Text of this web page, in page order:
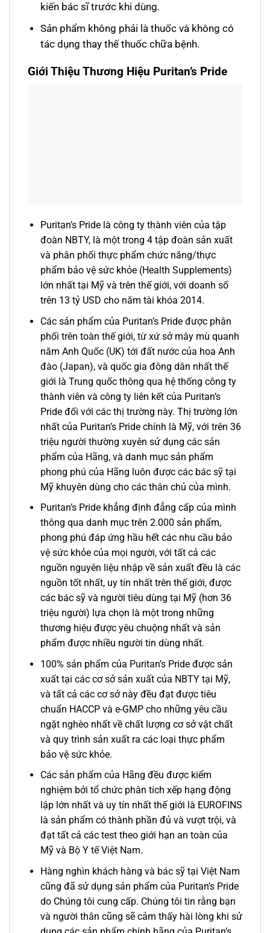
kiến bác sĩ trước khi dùng.
Sản phẩm không phải là thuốc và không có
tác dụng thay thế thuốc chữa bệnh.
Giới Thiệu Thương Hiệu Puritan’s Pride
Puritan’s Pride là công ty thành viên của tập
đoàn NBTY, là một trong 4 tập đoàn sản xuất
và phân phối thực phẩm chức năng/thực
phẩm bảo vệ sức khỏe (Health Supplements)
lớn nhất tại Mỹ và trên thế giới, với doanh số
trên 13 tỷ USD cho năm tài khóa 2014.
Các sản phẩm của Puritan’s Pride được phân
phối trên toàn thế giới, từ xứ sở mây mù quanh
năm Anh Quốc (UK) tới đất nước của hoa Anh
đào (Japan), và quốc gia đông dân nhất thế
giới là Trung quốc thông qua hệ thống công ty
thành viên và công ty liên kết của Puritan’s
Pride đối với các thị trường này. Thị trường lớn
nhất của Puritan’s Pride chính là Mỹ, với trên 36
triệu người thường xuyên sử dụng các sản
phẩm của Hãng, và danh mục sản phẩm
phong phú của Hãng luôn được các bác sỹ tại
Mỹ khuyên dùng cho các thân chủ của mình.
Puritan’s Pride khẳng định đẳng cấp của mình
thông qua danh mục trên 2.000 sản phẩm,
phong phú đáp ứng hầu hết các nhu cầu bảo
vệ sức khỏe của mọi người, với tất cả các
nguồn nguyên liệu nhập về sản xuất đều là các
nguồn tốt nhất, uy tín nhất trên thế giới, được
các bác sỹ và người tiêu dùng tại Mỹ (hơn 36
triệu người) lựa chọn là một trong những
thương hiệu được yêu chuộng nhất và sản
phẩm được nhiều người tin dùng nhất.
100% sản phẩm của Puritan’s Pride được sản
xuất tại các cơ sở sản xuất của NBTY tại Mỹ,
và tất cả các cơ sở này đều đạt được tiêu
chuẩn HACCP và e-GMP cho những yêu cầu
ngặt nghèo nhất về chất lượng cơ sở vật chất
và quy trình sản xuất ra các loại thực phẩm
bảo vệ sức khỏe.
Các sản phẩm của Hãng đều được kiểm
nghiệm bởi tổ chức phân tích xếp hạng động
lập lớn nhất và uy tín nhất thế giới là EUROFINS
là sản phẩm có thành phần đủ và vượt trội, và
đạt tất cả các test theo giới hạn an toàn của
Mỹ và Bộ Y tế Việt Nam.
Hàng nghìn khách hàng và bác sỹ tại Việt Nam
cũng đã sử dụng sản phẩm của Puritan’s Pride
do Chúng tôi cung cấp. Chúng tôi tin rằng bạn
và người thân cũng sẽ cảm thấy hài lòng khi sử